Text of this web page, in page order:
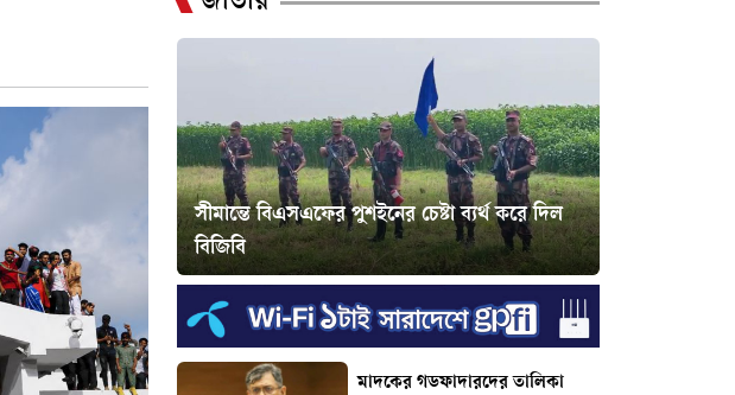
সীমান্তে বিএসএফের পুশইনের চেষ্টা ব্যর্থ করে দিল
বিজিবি
মাদকের গডফাদারদের তালিকা